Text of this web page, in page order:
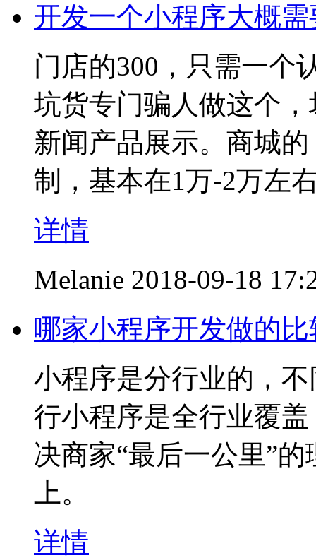
开发一个小程序大概
门店的300，只需一个
坑货专门骗人做这个
新闻产品展示。商城
制，基本在1万-2万左
详情
Melanie 2018-09-18
哪家小程序开发做的
小程序是分行业的，
行小程序是全行业覆
决商家“最后一公里”
上。
详情